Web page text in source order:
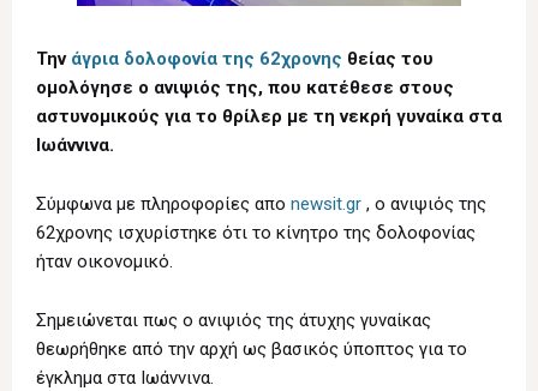
Την άγρια δολοφονία της 62χρονης θείας του
ομολόγησε ο ανιψιός της, που κατέθεσε στους
αστυνομικούς για το θρίλερ με τη νεκρή γυναίκα στα
Ιωάννινα.
Σύμφωνα με πληροφορίες απο newsit.gr , ο ανιψιός της
62χρονης ισχυρίστηκε ότι το κίνητρο της δολοφονίας
ήταν οικονομικό.
Σημειώνεται πως ο ανιψιός της άτυχης γυναίκας
θεωρήθηκε από την αρχή ως βασικός ύποπτος για το
έγκλημα στα Ιωάννινα.